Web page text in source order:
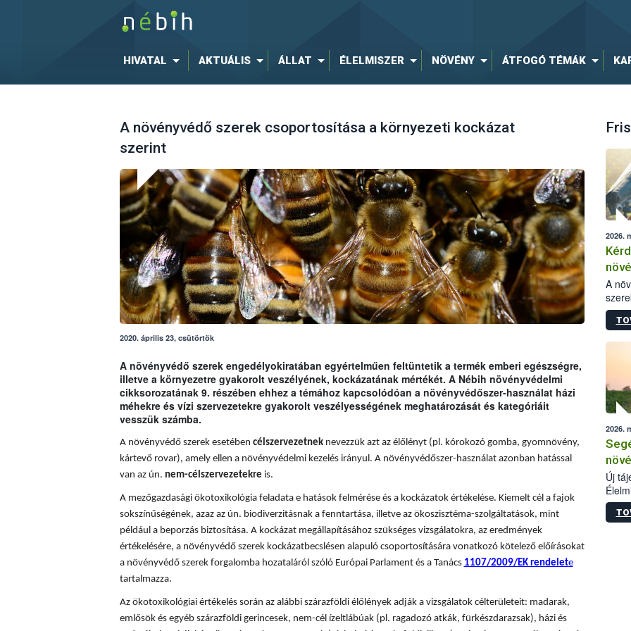
HIVATAL AKTUÁLIS ÁLLAT ÉLELMISZER NÖVÉNY ÁTFOGÓ TÉMÁK
A növényvédő szerek csoportosítása a környezeti kockázat
szerint
2020. április 23, csütörtök
A növényvédő szerek engedélyokiratában egyértelműen feltüntetik a termék emberi egészségre,
illetve a környezetre gyakorolt veszélyének, kockázatának mértékét. A Nébih növényvédelmi
cikksorozatának 9. részében ehhez a témához kapcsolódóan a növényvédőszer-használat házi
méhekre és vízi szervezetekre gyakorolt veszélyességének meghatározását és kategóriáit
vesszük számba.
A növényvédő szerek esetében célszervezetneknevezzük azt az élőlényt (pl. kórokozó gomba, gyomnövény,
kártevő rovar), amely ellen a növényvédelmi kezelés irányul. A növényvédőszer-használat azonban hatással
van az ún. nem-célszervezetekre is.
A mezőgazdasági ökotoxikológia feladata e hatások felmérése és a kockázatok értékelése. Kiemelt cél a fajok
sokszínűségének, azaz az ún. biodiverzitásnak a fenntartása, illetve az ökoszisztéma-szolgáltatások, mint
például a beporzás biztosítása. A kockázat megállapításához szükséges vizsgálatokra, az eredmények
értékelésére, a növényvédő szerek kockázatbecslésen alapuló csoportosítására vonatkozó kötelező előírásokat
a növényvédő szerek forgalomba hozataláról szóló Európai Parlament és a Tanács 1107/2009/EK rendelete
tartalmazza.
Az ökotoxikológiai értékelés során az alábbi szárazföldi élőlények adják a vizsgálatok célterületeit: madarak,
emlősök és egyéb szárazföldi gerincesek, nem-cél ízeltlábúak (pl. ragadozó atkák, fürkészdarazsak), házi és
2026.
A
kis
2026.
Új